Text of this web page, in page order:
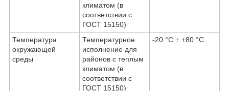
климатом (в
соответствии с
ГОСТ 15150)
Температура
окружающей
среды
Температурное
исполнение для
районов с теплым
климатом (в
соответствии с
ГОСТ 15150)
-20 °С ÷ +80 °С